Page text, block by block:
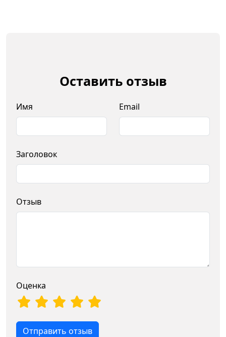
Оставить отзыв
Имя Email
Заголовок
Отзыв
Оценка
Отправить отзыв